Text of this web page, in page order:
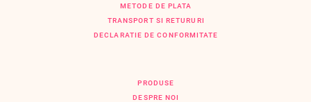
METODE DE PLATA
TRANSPORT SI RETURURI
DECLARATIE DE CONFORMITATE
PRODUSE
DESPRE NOI